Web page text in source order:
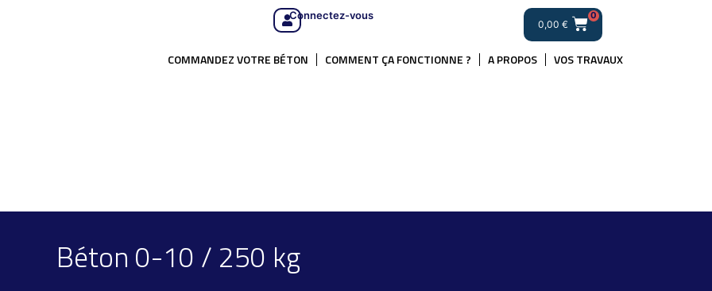
Connectez-vous
0,00 €
0
COMMANDEZ VOTRE BÉTON COMMENT ÇA FONCTIONNE ? A PROPOS VOS TRAVAUX
Béton 0-10 / 250 kg